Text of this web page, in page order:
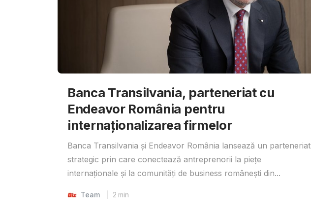
Banca Transilvania, parteneriat cu
Endeavor România pentru
internaționalizarea firmelor
Banca Transilvania și Endeavor România lansează un parteneriat
strategic prin care conectează antreprenorii la piețe
internaționale și la comunități de business românești din...
Team 2 min